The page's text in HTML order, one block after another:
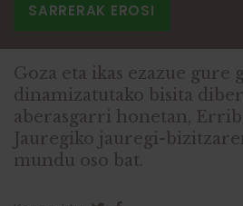
SARRERAK EROSI
Goza eta ikas ezazue gure
dinamizatutako bisita
aberasgarri honetan,
Jauregiko jauregi-
mundu oso bat.